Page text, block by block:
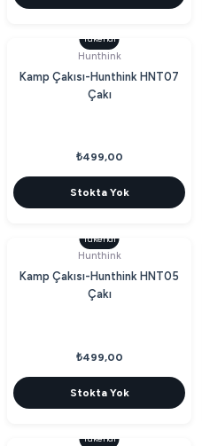
Tükendi
Hunthink
Kamp Çakısı-Hunthink HNT07
Çakı
₺499,00
Stokta Yok
Tükendi
Hunthink
Kamp Çakısı-Hunthink HNT05
Çakı
₺499,00
Stokta Yok
Tükendi